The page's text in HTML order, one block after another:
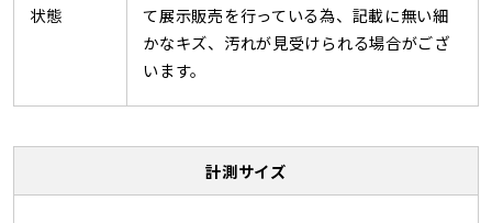
状態
て展示販売を行っている為、記載に無い細
かなキズ、汚れが見受けられる場合がござ
います。
計測サイズ